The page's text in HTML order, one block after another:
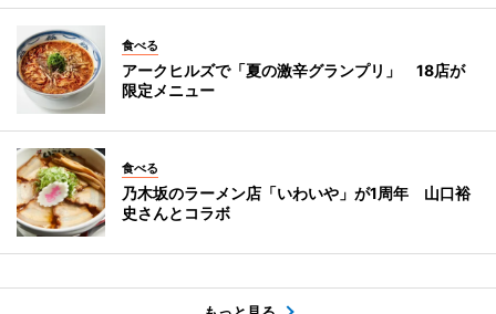
食べる
アークヒルズで「夏の激辛グランプリ」 18店が
限定メニュー
食べる
乃木坂のラーメン店「いわいや」が1周年 山口裕
史さんとコラボ